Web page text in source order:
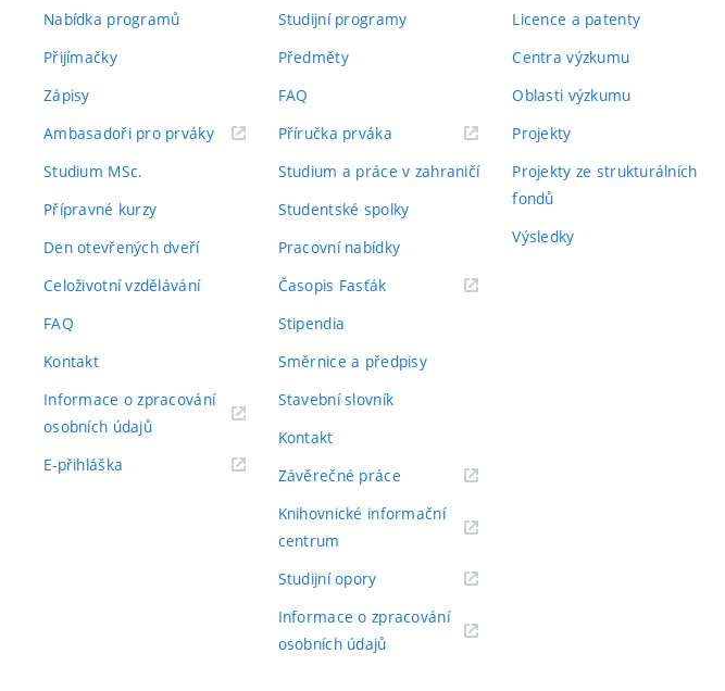
Nabídka programů
Přijímačky
Zápisy
Ambasadoři pro prváky(externí
Studium MSc.
Přípravné kurzy
Den otevřených dveří
Celoživotní vzdělávání
FAQ
Kontakt
Informace o zpracování
osobních údajů(externí
E-přihláška
Studijní programy
Předměty
FAQ
Příručka prváka(externí
Studium a práce v zahraničí
Studentské spolky
Pracovní nabídky
Časopis Fasťák(externí
Stipendia
Směrnice a předpisy
Stavební slovník
Kontakt
Závěrečné práce(externí
Knihovnické informační
centrum
Studijní opory(externí
Informace o zpracování
osobních údajů(externí
Licence a patenty
Centra výzkumu
Oblasti výzkumu
Projekty
Projekty ze strukturálních
fondů
Výsledky